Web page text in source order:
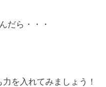
だら・・・
を入れてみましょう！